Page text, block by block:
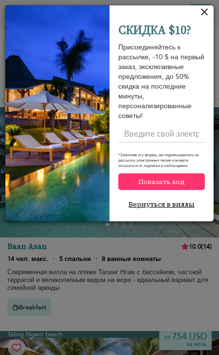
View on map
Taling Ngam beach
Baan Asan 10.0(14)
14 чел. макс.
· 5 спальни · 8 ванные комнаты
Современная вилла на пляже Талинг Нгам с бассейном, частной
террасой и великолепным видом на море - идеальный вариант для
семейной аренды
Breakfast
Taling Ngam beach от 754 USD
за ночь
СКИДКА $10?
Присоединяйтесь к
рассылке, -10 $ на первый
заказ, эксклюзивные
предложения, до 50%
скидка на последние
минуты,
персонализированные
советы!
*Заполнив эту форму, вы подписываетесь на
рассылку электронных писем и можете
отказаться от подписки в любое время.
Показать код
Вернуться в виллы
Панель управления cookies